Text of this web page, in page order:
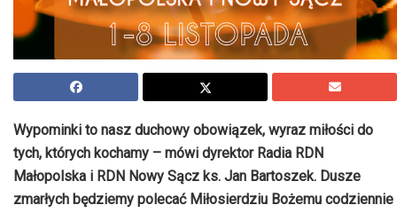
Wypominki to nasz duchowy obowiązek, wyraz miłości do
tych, których kochamy – mówi dyrektor Radia RDN
Małopolska i RDN Nowy Sącz ks. Jan Bartoszek. Dusze
zmarłych będziemy polecać Miłosierdziu Bożemu codziennie